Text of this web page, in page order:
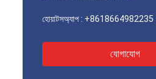
হোয়াটসঅ্যাপ : +8618664982235
যোগাযোগ